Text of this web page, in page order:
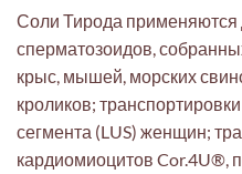
Соли Тирода применяются
сперматозоидов,
крыс, мышей, морских
кроликов;
сегмента (LUS) женщин;
кардиомиоцитов Cor.4U®,